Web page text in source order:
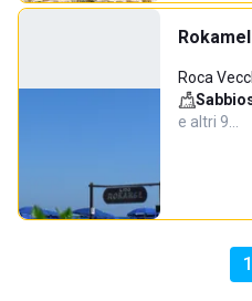
Rokamel
Roca
e altri 9…
1